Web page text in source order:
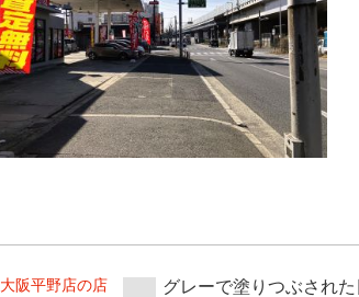
大阪平野店の店
グレーで塗りつぶされた